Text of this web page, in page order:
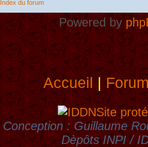
Index du forum
Powered by
Accueil|
Site
Conception : Guillaume
Dèpôts INPI /